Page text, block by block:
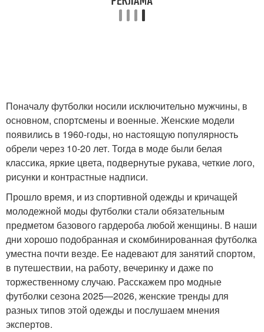
Поначалу футболки носили исключительно мужчины, в
основном, спортсмены и военные. Женские модели
появились в 1960-годы, но настоящую популярность
обрели через 10-20 лет. Тогда в моде были белая
классика, яркие цвета, подвернутые рукава, четкие лого,
рисунки и контрастные надписи.
Прошло время, и из спортивной одежды и кричащей
молодежной моды футболки стали обязательным
предметом базового гардероба любой женщины. В наши
дни хорошо подобранная и скомбинированная футболка
уместна почти везде. Ее надевают для занятий спортом,
в путешествии, на работу, вечеринку и даже по
торжественному случаю. Расскажем про модные
футболки сезона 2025—2026, женские тренды для
разных типов этой одежды и послушаем мнения
экспертов.